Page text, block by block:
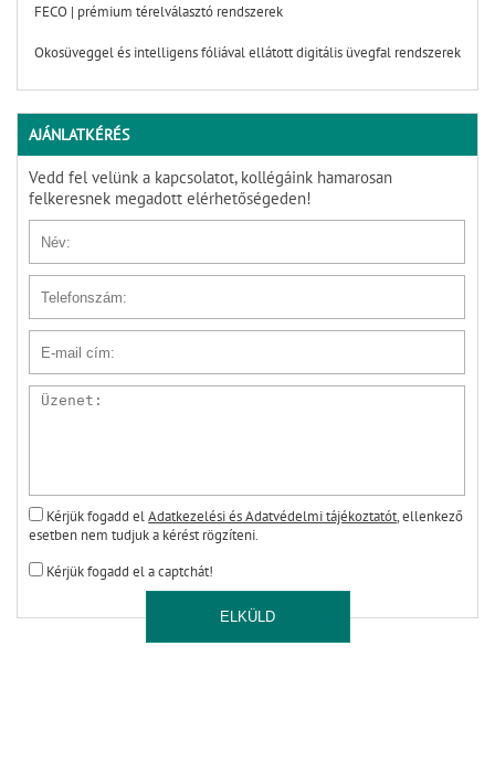
FECO | prémium térelválasztó rendszerek
Okosüveggel és intelligens fóliával ellátott digitális üvegfal rendszerek
AJÁNLATKÉRÉS
Vedd fel velünk a kapcsolatot, kollégáink hamarosan
felkeresnek megadott elérhetőségeden!
Üzenet
Kérjük fogadd elAdatkezelési és Adatvédelmi tájékoztatót, ellenkező
esetben nem tudjuk a kérést rögzíteni.
Kérjük fogadd el a captchát!
ELKÜLD